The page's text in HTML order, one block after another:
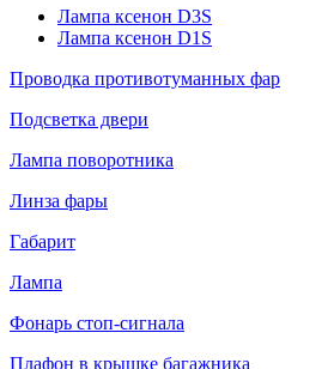
Лампа ксенон D3S
Лампа ксенон D1S
Проводка противотуманных фар
Подсветка двери
Лампа поворотника
Линза фары
Габарит
Лампа
Фонарь стоп-сигнала
Плафон в крышке багажника